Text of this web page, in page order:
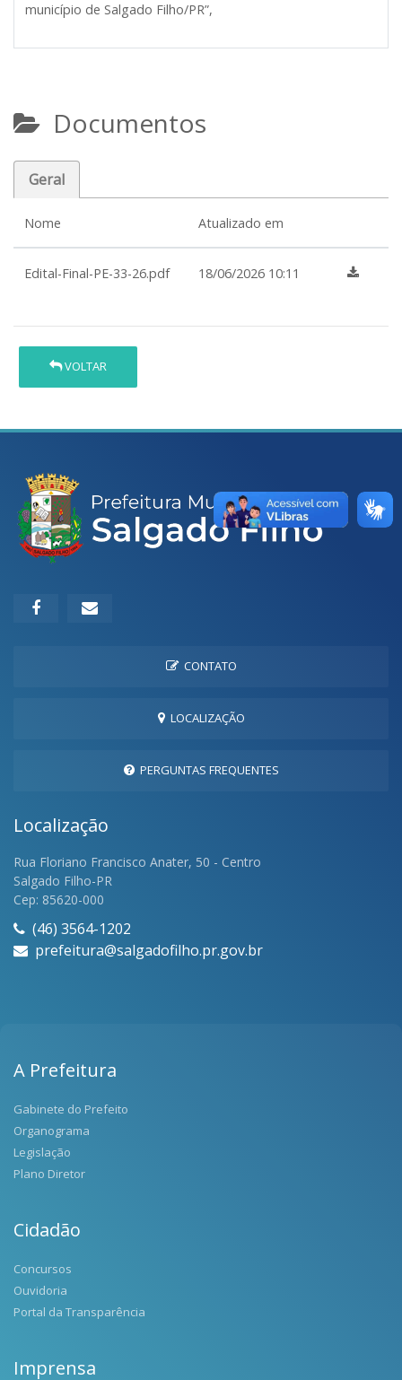
município de Salgado Filho/PR”,
Documentos
Geral
Nome Atualizado em
Edital-Final-PE-33-26.pdf 18/06/2026 10:11
VOLTAR
CONTATO
LOCALIZAÇÃO
PERGUNTAS FREQUENTES
Localização
Rua Floriano Francisco Anater, 50 - Centro
Salgado Filho-PR
Cep: 85620-000
(46) 3564-1202
prefeitura@salgadofilho.pr.gov.br
A Prefeitura
Gabinete do Prefeito
Organograma
Legislação
Plano Diretor
Cidadão
Concursos
Ouvidoria
Portal da Transparência
Imprensa